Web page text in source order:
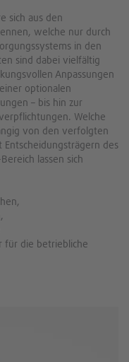
sich aus den
welche nur durch
in den
sind dabei vielfältig
Anpassungen
optionalen
– bis hin zur
Welche
von den verfolgten
des
lassen sich
für die betriebliche